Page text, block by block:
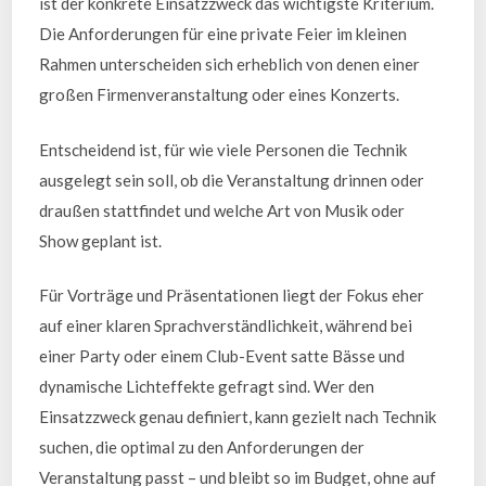
Die Anforderungen für eine private Feier im kleinen
Rahmen unterscheiden sich erheblich von denen einer
großen Firmenveranstaltung oder eines Konzerts.
Entscheidend ist, für wie viele Personen die Technik
ausgelegt sein soll, ob die Veranstaltung drinnen oder
draußen stattfindet und welche Art von Musik oder
Show geplant ist.
Für Vorträge und Präsentationen liegt der Fokus eher
auf einer klaren Sprachverständlichkeit, während bei
einer Party oder einem Club-Event satte Bässe und
dynamische Lichteffekte gefragt sind. Wer den
Einsatzzweck genau definiert, kann gezielt nach Technik
suchen, die optimal zu den Anforderungen der
Veranstaltung passt – und bleibt so im Budget, ohne auf